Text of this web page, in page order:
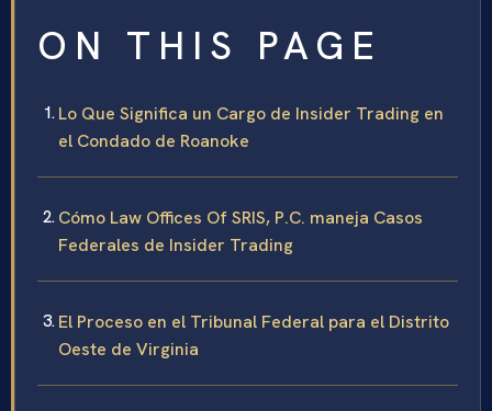
ON THIS PAGE
Lo Que Significa un Cargo de Insider Trading en
el Condado de Roanoke
Cómo Law Offices Of SRIS, P.C. maneja Casos
Federales de Insider Trading
El Proceso en el Tribunal Federal para el Distrito
Oeste de Virginia